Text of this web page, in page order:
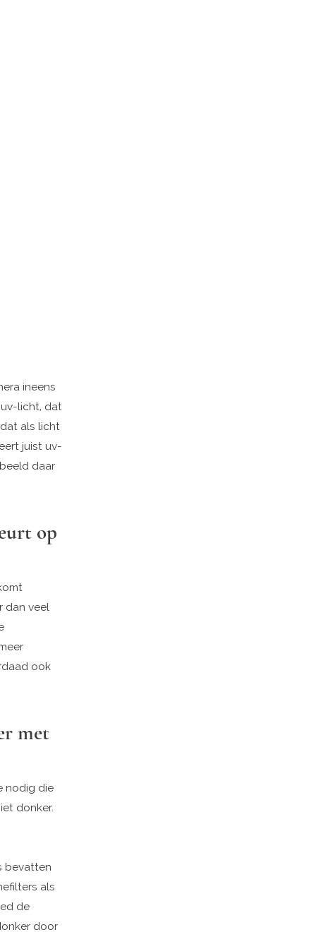
ineens
licht, dat
als licht
juist uv-
daar
op
dan veel
ook
met
nodig die
donker.
bevatten
als
de
door